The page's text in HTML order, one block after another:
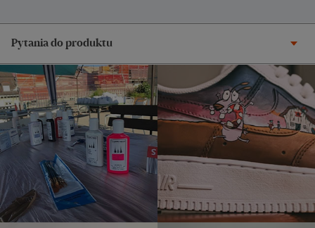
Pytania do produktu